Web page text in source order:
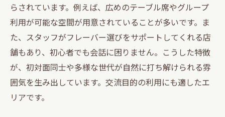
らされています。例えば、広めのテーブル席やグループ
利用が可能な空間が用意されていることが多いです。ま
た、スタッフがフレーバー選びをサポートしてくれる店
舗もあり、初心者でも会話に困りません。こうした特徴
が、初対面同士や多様な世代が自然に打ち解けられる雰
囲気を生み出しています。交流目的の利用にも適したエ
リアです。